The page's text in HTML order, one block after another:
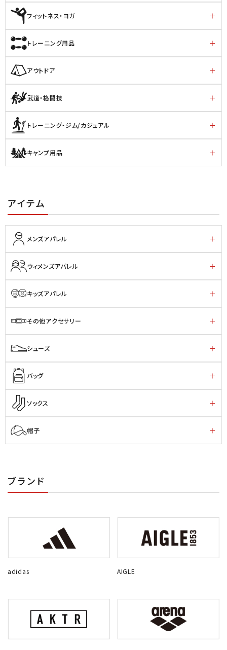
フィットネス・ヨガ
トレーニング用品
アウトドア
武道・格闘技
トレーニング・ジム/カジュアル
キャンプ用品
アイテム
メンズアパレル
ウィメンズアパレル
キッズアパレル
その他アクセサリー
シューズ
バッグ
ソックス
帽子
ブランド
adidas AIGLE